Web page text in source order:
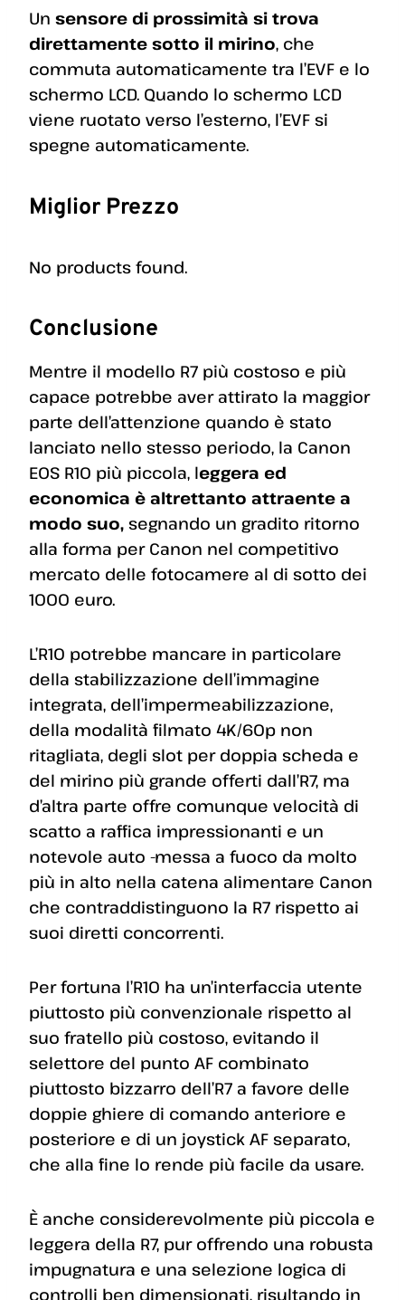
Un sensore di prossimità si trova
direttamente sotto il mirino, che
commuta automaticamente tra l’EVF e lo
schermo LCD. Quando lo schermo LCD
viene ruotato verso l’esterno, l’EVF si
spegne automaticamente.
Miglior Prezzo
No products found.
Conclusione
Mentre il modello R7 più costoso e più
capace potrebbe aver attirato la maggior
parte dell’attenzione quando è stato
lanciato nello stesso periodo, la Canon
EOS R10 più piccola, leggera ed
economica è altrettanto attraente a
modo suo, segnando un gradito ritorno
alla forma per Canon nel competitivo
mercato delle fotocamere al di sotto dei
1000 euro.
L’R10 potrebbe mancare in particolare
della stabilizzazione dell’immagine
integrata, dell’impermeabilizzazione,
della modalità filmato 4K/60p non
ritagliata, degli slot per doppia scheda e
del mirino più grande offerti dall’R7, ma
d’altra parte offre comunque velocità di
scatto a raffica impressionanti e un
notevole auto -messa a fuoco da molto
più in alto nella catena alimentare Canon
che contraddistinguono la R7 rispetto ai
suoi diretti concorrenti.
Per fortuna l’R10 ha un’interfaccia utente
piuttosto più convenzionale rispetto al
suo fratello più costoso, evitando il
selettore del punto AF combinato
piuttosto bizzarro dell’R7 a favore delle
doppie ghiere di comando anteriore e
posteriore e di un joystick AF separato,
che alla fine lo rende più facile da usare.
È anche considerevolmente più piccola e
leggera della R7, pur offrendo una robusta
impugnatura e una selezione logica di
controlli ben dimensionati, risultando in